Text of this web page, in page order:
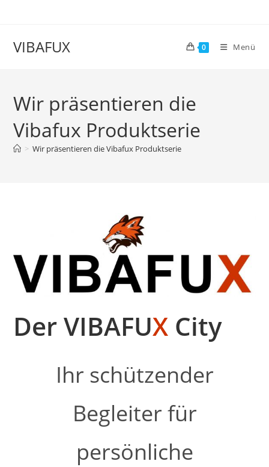
VIBAFUX 0 Menü
Wir präsentieren die
Vibafux Produktserie
> Wir präsentieren die Vibafux Produktserie
DerVIBAFUX City
Ihr schützender
Begleiter für
persönliche